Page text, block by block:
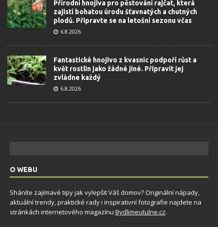
Přírodní hnojiva pro pěstování rajčat, která
zajistí bohatou úrodu šťavnatých a chutných
plodů. Připravte se na letošní sezonu včas
6.8.2026
Fantastické hnojivo z kvasnic podpoří růst a
květ rostlin jako žádné jiné. Připravit jej
zvládne každý
6.8.2026
O WEBU
Sháníte zajímavé tipy jak vylepšit Váš domov? Originální nápady,
aktuální trendy, praktické rady i inspirativní fotografie najdete na
stránkách internetového magazínu Bydlimeutulne.cz.